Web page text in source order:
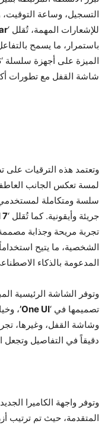
التسجيل، وساعة
للإشعارات المهمة، تُقلل ‘
باستمرار، ما يسمح
الميزة على أجهزة سلسلة ‘
شاشة القفل مع تطورات
وتعتمد هذه الترقيات على
لمسة تعكس الجانب
جريئة وأيقونية. كما تُقلل ‘
تجربة مريحة وجذابة
الشخصية، ما يتيح
المدعومة بالذكاء
وتوفر الشاشة الرئيسية
تصميمها في ‘One UI’ ،
وشاشة القفل، وغيرها،
دقيقاً في التفاصيل
وتوفر واجهة الكاميرا
المتقدمة، حيث تم ترتيب